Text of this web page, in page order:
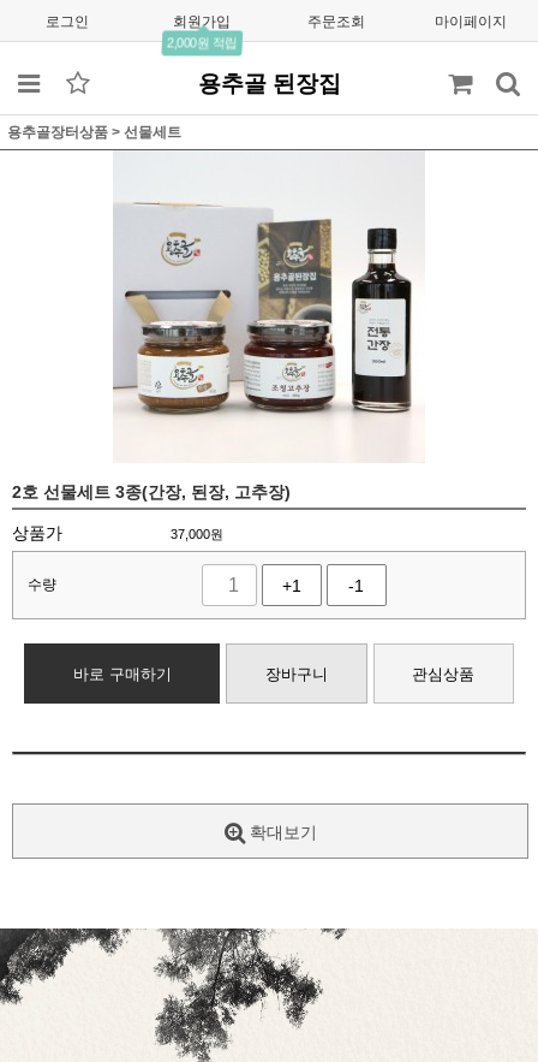
로그인 회원가입
2,000원 적립
주문조회 마이페이지
용추골 된장집
용추골장터상품 > 선물세트
2호 선물세트 3종(간장, 된장, 고추장)
상품가 37,000원
수량 +1 -1
바로 구매하기 장바구니 관심상품
확대보기